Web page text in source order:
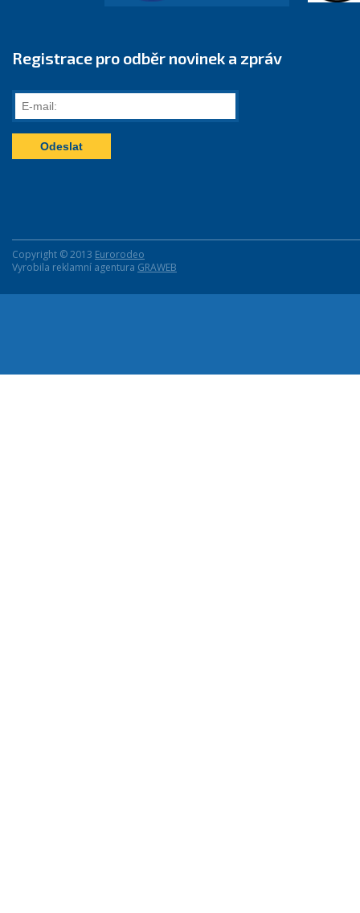
Registrace pro odběr novinek a zpráv
E-
mail:
Copyright © 2013 Eurorodeo
Vyrobila reklamní agentura GRAWEB